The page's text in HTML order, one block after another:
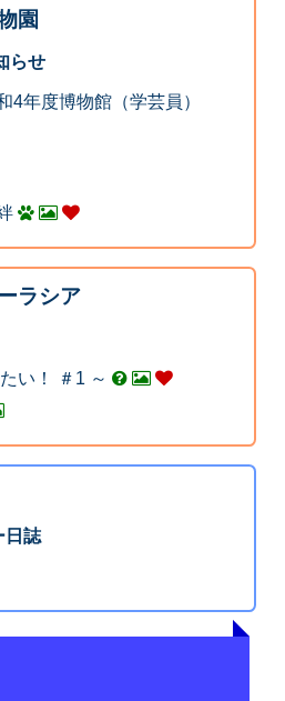
園
らせ
4年度博物館（学芸員）
ラシア
い！ ＃1 ～
日誌